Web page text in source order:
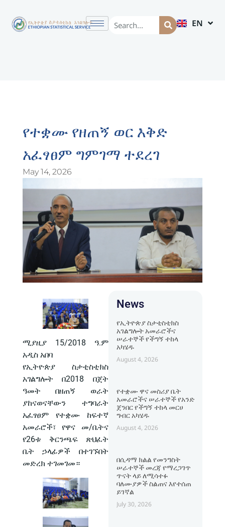
EN
AM
የተቋሙ የዘጠኝ ወር እቅድ
አፈፃፀም ግምገማ ተደረገ
May 14, 2026
ሚያዚያ 15/2018 ዓ.ም
አዲስ አበባ
የኢትዮጵያ ስታቲስቲክስ
አገልግሎት በ2018 በጀት
ዓመት በዘጠኝ ወራት
ያከናወናቸውን ተግባራት
አፈፃፀም የተቋሙ ከፍተኛ
አመራሮች፣ የዋና መ/ቤትና
የ26ቱ ቅርንጫፍ ጽህፈት
ቤት ኃላፊዎች በተገኙበት
መድረክ ተገመገመ።
News
የኢትዮጵያ ስታቲስቲክስ
አገልግሎት አመራሮችና
ሠራተኞች የችግኝ ተከላ
አካሄዱ
August 4, 2026
የተቋሙ ዋና መስሪያ ቤት
አመራሮችና ሠራተኞች የአንድ
ጀንበር የችግኝ ተከላ መርሀ
ግብር አካሄዱ
August 4, 2026
በሲዳማ ክልል የመንግስት
ሠራተኞች መረጃ የማረጋገጥ
ጥናት ላይ ለሚሳተፉ
ባለሙያዎች ስልጠና እየተሰጠ
ይገኛል
July 30, 2026